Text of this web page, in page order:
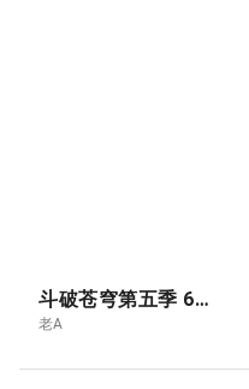
斗破苍穹第五季 6.青莲独尊 云韵的终极突破- 斗尊
老A